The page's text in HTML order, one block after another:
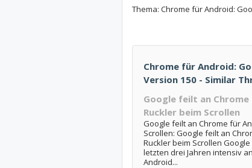
Thema: Chrome für Android:
Chrome für Android:
Version 150 - Similar
Google feilt an
Ruckler beim Scrollen
Google feilt an Chrome für
Scrollen: Google feilt an
Ruckler beim Scrollen
letzten drei Jahren intensiv
Android...